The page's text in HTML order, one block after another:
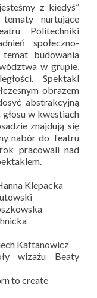
z kiedyś”
nurtujące
Politechniki
społeczno-
budowania
w grupie,
Spektakl
obrazem
abstrakcyjną
w kwestiach
znajdują się
nabór do Teatru
pracowali nad
Klepacka
Kaftanowicz
wizażu Beaty
to create